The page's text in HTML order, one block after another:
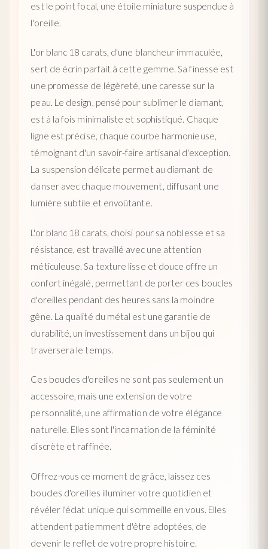
est le point focal, une étoile miniature suspendue à
l'oreille.
L'or blanc 18 carats, d'une blancheur immaculée,
sert de écrin parfait à cette gemme. Sa finesse est
une promesse de légèreté, une caresse sur la
peau. Le design, pensé pour sublimer le diamant,
est à la fois minimaliste et sophistiqué. Chaque
ligne est précise, chaque courbe harmonieuse,
témoignant d'un savoir-faire artisanal d'exception.
La suspension délicate permet au diamant de
danser avec chaque mouvement, diffusant une
lumière subtile et envoûtante.
L'or blanc 18 carats, choisi pour sa noblesse et sa
résistance, est travaillé avec une attention
méticuleuse. Sa texture lisse et douce offre un
confort inégalé, permettant de porter ces boucles
d'oreilles pendant des heures sans la moindre
gêne. La qualité du métal est une garantie de
durabilité, un investissement dans un bijou qui
traversera le temps.
Ces boucles d'oreilles ne sont pas seulement un
accessoire, mais une extension de votre
personnalité, une affirmation de votre élégance
naturelle. Elles sont l'incarnation de la féminité
discrète et raffinée.
Offrez-vous ce moment de grâce, laissez ces
boucles d'oreilles illuminer votre quotidien et
révéler l'éclat unique qui sommeille en vous. Elles
attendent patiemment d'être adoptées, de
devenir le reflet de votre propre histoire.